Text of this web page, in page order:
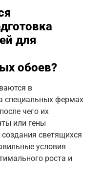
для
обоев?
в
специальных фермах
чего их
или гены
светящихся
условия
роста и